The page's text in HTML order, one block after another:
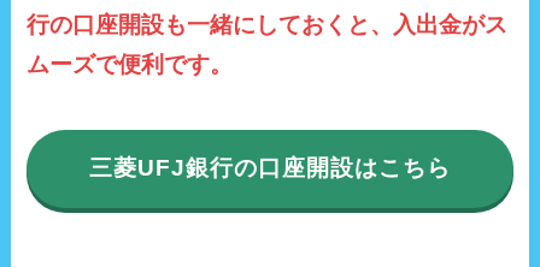
行の口座開設も一緒にしておくと、入出金がス
ムーズで便利です。
三菱UFJ銀行の口座開設はこちら